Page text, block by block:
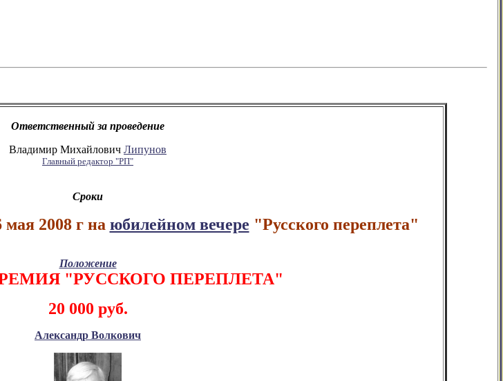
Ответственный за проведение
Владимир Михайлович Липунов
Главный редактор "РП"
Сроки
2008 г на юбилейном вечере "Русского переплета"
Положение
"РУССКОГО ПЕРЕПЛЕТА"
20 000 руб.
Александр Волкович